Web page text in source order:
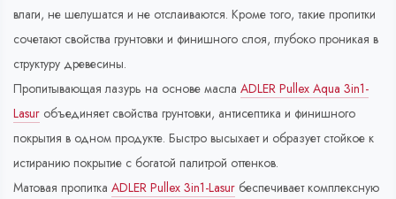
влаги, не шелушатся и не отслаиваются. Кроме того, такие пропитки
сочетают свойства грунтовки и финишного слоя, глубоко проникая в
структуру древесины.
Пропитывающая лазурь на основе масла ADLER Pullex Aqua 3in1-
Lasur объединяет свойства грунтовки, антисептика и финишного
покрытия в одном продукте. Быстро высыхает и образует стойкое к
истиранию покрытие с богатой палитрой оттенков.
Матовая пропитка ADLER Pullex 3in1-Lasur беспечивает комплексную